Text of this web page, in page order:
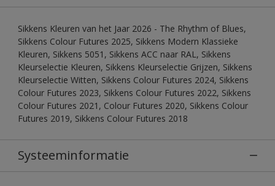
Sikkens Kleuren van het Jaar 2026 - The Rhythm of Blues,
Sikkens Colour Futures 2025, Sikkens Modern Klassieke
Kleuren, Sikkens 5051, Sikkens ACC naar RAL, Sikkens
Kleurselectie Kleuren, Sikkens Kleurselectie Grijzen, Sikkens
Kleurselectie Witten, Sikkens Colour Futures 2024, Sikkens
Colour Futures 2023, Sikkens Colour Futures 2022, Sikkens
Colour Futures 2021, Colour Futures 2020, Sikkens Colour
Futures 2019, Sikkens Colour Futures 2018
Systeeminformatie